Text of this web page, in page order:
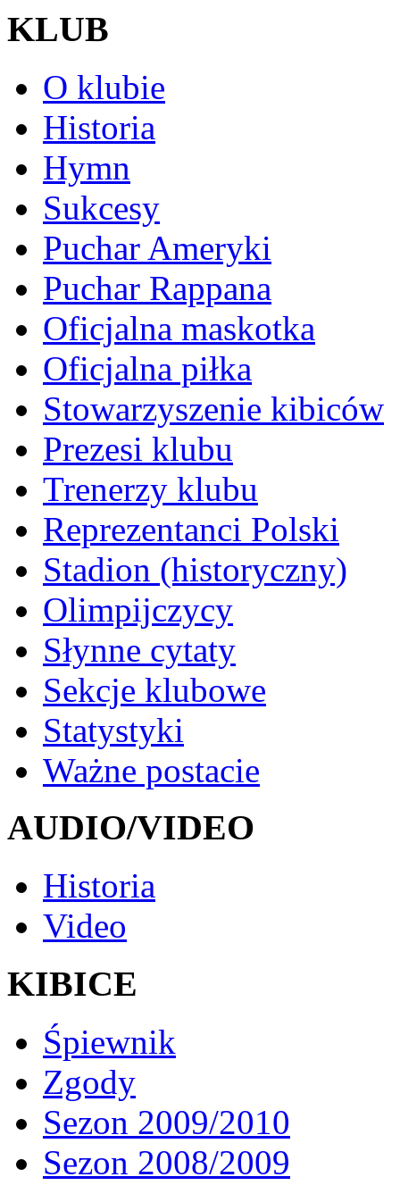
KLUB
O klubie
Historia
Hymn
Sukcesy
Puchar Ameryki
Puchar Rappana
Oficjalna maskotka
Oficjalna piłka
Stowarzyszenie kibiców
Prezesi klubu
Trenerzy klubu
Reprezentanci Polski
Stadion (historyczny)
Olimpijczycy
Słynne cytaty
Sekcje klubowe
Statystyki
Ważne postacie
AUDIO/VIDEO
Historia
Video
KIBICE
Śpiewnik
Zgody
Sezon 2009/2010
Sezon 2008/2009